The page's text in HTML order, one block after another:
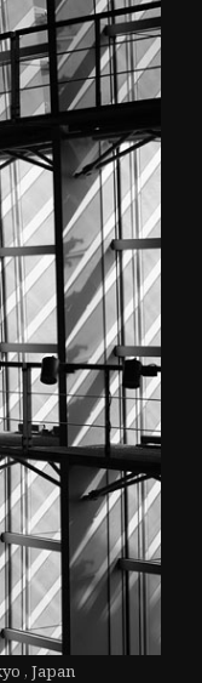
, Japan